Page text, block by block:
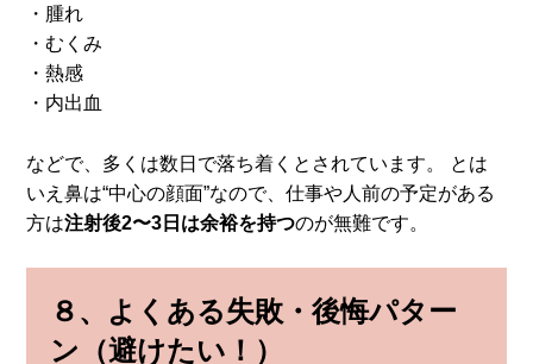
・腫れ
・むくみ
・熱感
・内出血
などで、多くは数日で落ち着くとされています。 とは
いえ鼻は“中心の顔面”なので、仕事や人前の予定がある
方は注射後2〜3日は余裕を持つのが無難です。
８、 よくある失敗・後悔パター
ン（避けたい！）